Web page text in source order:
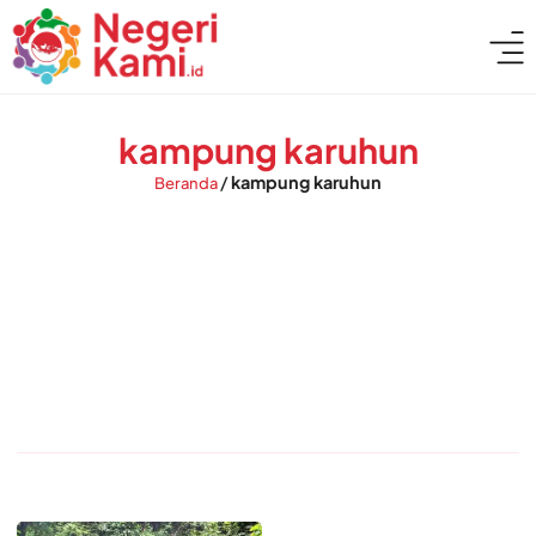
kampung karuhun
Beranda/kampung karuhun